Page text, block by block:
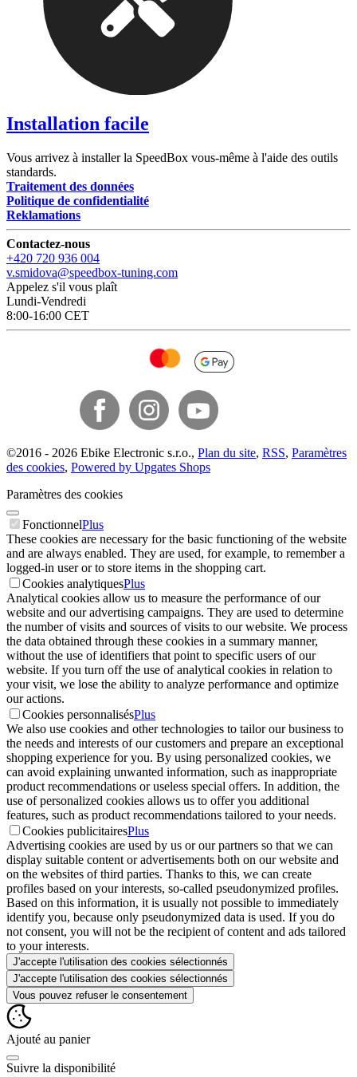
Installation facile
Vous arrivez à installer la SpeedBox vous-même à l'aide des outils
standards.
Traitement des données
Politique de confidentialité
Reklamations
Contactez-nous
+420 720 936 004
v.smidova@speedbox-tuning.com
Appelez s'il vous plaît
Lundi-Vendredi
8:00-16:00 CET
©2016 - 2026 Ebike Electronic s.r.o., Plan du site, RSS, Paramètres
des cookies, Powered by Upgates Shops
Paramètres des cookies
FonctionnelPlus
These cookies are necessary for the basic functioning of the website
and are always enabled. They are used, for example, to remember a
logged-in user or to store items in the shopping cart.
Cookies analytiquesPlus
Analytical cookies allow us to measure the performance of our
website and our advertising campaigns. They are used to determine
the number of visits and sources of visits to our website. We process
the data obtained through these cookies in a summary manner,
without the use of identifiers that point to specific users of our
website. If you turn off the use of analytical cookies in relation to
your visit, we lose the ability to analyze performance and optimize
our actions.
Cookies personnalisésPlus
We also use cookies and other technologies to tailor our business to
the needs and interests of our customers and prepare an exceptional
shopping experience for you. By using personalized cookies, we
can avoid explaining unwanted information, such as inappropriate
product recommendations or useless special offers. In addition, the
use of personalized cookies allows us to offer you additional
features, such as product recommendations tailored to your needs.
Cookies publicitairesPlus
Advertising cookies are used by us or our partners so that we can
display suitable content or advertisements both on our website and
on the websites of third parties. Thanks to this, we can create
profiles based on your interests, so-called pseudonymized profiles.
Based on this information, it is usually not possible to immediately
identify you, because only pseudonymized data is used. If you do
not consent, you will not be the recipient of content and ads tailored
to your interests.
J'accepte l'utilisation des cookies sélectionnés
J'accepte l'utilisation des cookies sélectionnés
Vous pouvez refuser le consentement
Ajouté au panier
Suivre la disponibilité